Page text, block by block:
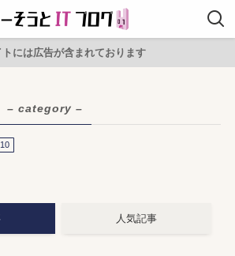
トには広告が含まれております
– category –
人気記事